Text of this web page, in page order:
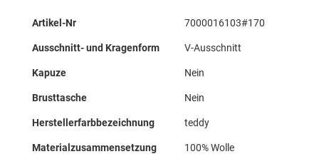
Mehr
Artikel-Nr 7000016103#170
Ausschnitt- und Kragenform V-Ausschnitt
Kapuze Nein
Brusttasche Nein
Herstellerfarbbezeichnung teddy
Materialzusammensetzung 100% Wolle